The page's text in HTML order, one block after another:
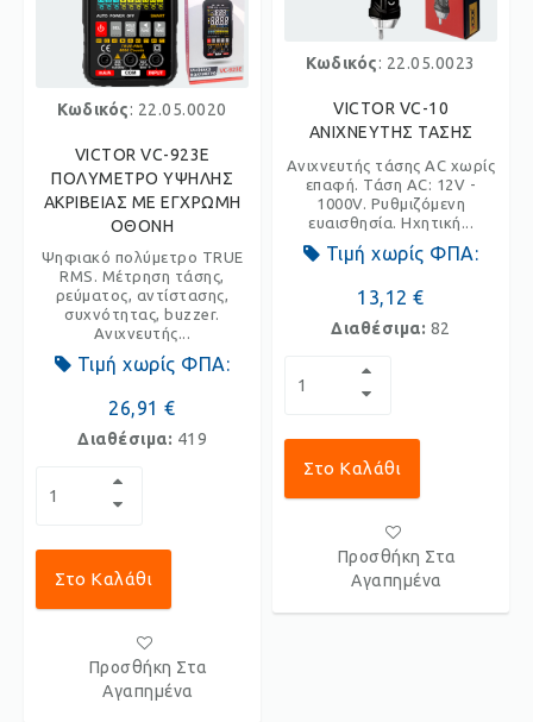
Κωδικός: 22.05.0020
VICTOR VC-923E
ΠΟΛΥΜΕΤΡΟ ΥΨΗΛΗΣ
ΑΚΡΙΒΕΙΑΣ ΜΕ ΕΓΧΡΩΜΗ
ΟΘΟΝΗ
Ψηφιακό πολύμετρο TRUE
RMS. Μέτρηση τάσης,
ρεύματος, αντίστασης,
συχνότητας, buzzer.
Ανιχνευτής...
Τιμή χωρίς ΦΠΑ:
26,91 €
Διαθέσιμα: 419
Στο Καλάθι
Προσθήκη Στα
Αγαπημένα
Κωδικός: 22.05.0023
VICTOR VC-10
ΑΝΙΧΝΕΥΤΗΣ ΤΑΣΗΣ
Ανιχνευτής τάσης AC χωρίς
επαφή. Τάση AC: 12V -
1000V. Ρυθμιζόμενη
ευαισθησία. Ηχητική...
Τιμή χωρίς ΦΠΑ:
13,12 €
Διαθέσιμα: 82
Στο Καλάθι
Προσθήκη Στα
Αγαπημένα